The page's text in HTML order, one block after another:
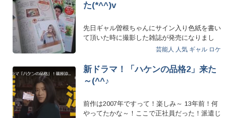
た(*^^)v
先日ギャル曽根ちゃんにサイン入り色紙を書い
て頂いた時に撮影した雑誌が発売になりまし
た！えび寿屋イチオシの「鶏弁…
芸能人 人気 ギャル ロケ
新ドラマ！「ハケンの品格2」来た
～(^^♪
前作は2007年ですって！楽しみ～ 13年前！何
やってたかな～！ここで正社員だった！派遣じ